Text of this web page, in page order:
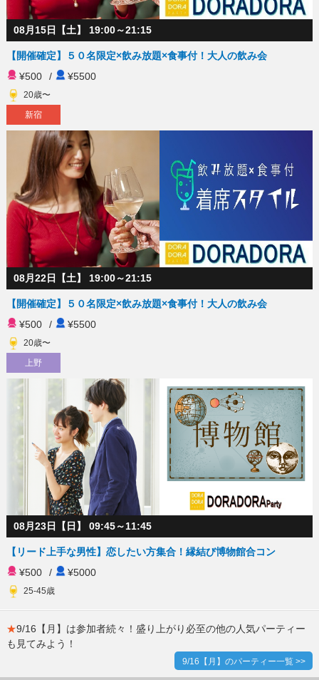
08月15日【土】 19:00～21:15
【開催確定】５０名限定×飲み放題×食事付！大人の飲み会
¥500
/ ¥5500
20歳〜
新宿
08月22日【土】 19:00～21:15
【開催確定】５０名限定×飲み放題×食事付！大人の飲み会
¥500
/ ¥5500
20歳〜
上野
08月23日【日】 09:45～11:45
【リード上手な男性】恋したい方集合！縁結び博物館合コン
¥500
/ ¥5000
25-45歳
★9/16【月】は参加者続々！盛り上がり必至の他の人気パーティー
も見てみよう！
9/16【月】のパーティー一覧 >>